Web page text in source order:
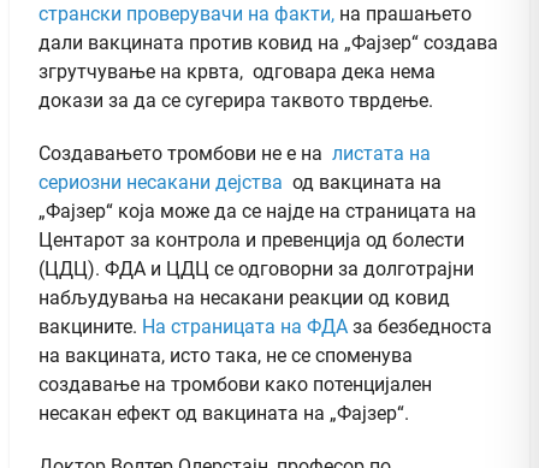
странски проверувачи на факти, на прашањето
дали вакцината против ковид на „Фајзер“ создава
згрутчување на крвта, одговара дека нема
докази за да се сугерира таквото тврдење.
Создавањето тромбови не е на листата на
сериозни несакани дејства од вакцината на
„Фајзер“ која може да се најде на страницата на
Центарот за контрола и превенција од болести
(ЦДЦ). ФДА и ЦДЦ се одговорни за долготрајни
набљудувања на несакани реакции од ковид
вакцините. На страницата на ФДА за безбедноста
на вакцината, исто така, не се споменува
создавање на тромбови како потенцијален
несакан ефект од вакцината на „Фајзер“.